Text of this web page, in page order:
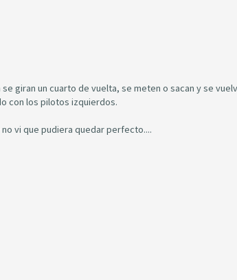
giran un cuarto de vuelta, se meten o sacan y se
con los pilotos izquierdos.
vi que pudiera quedar perfecto....